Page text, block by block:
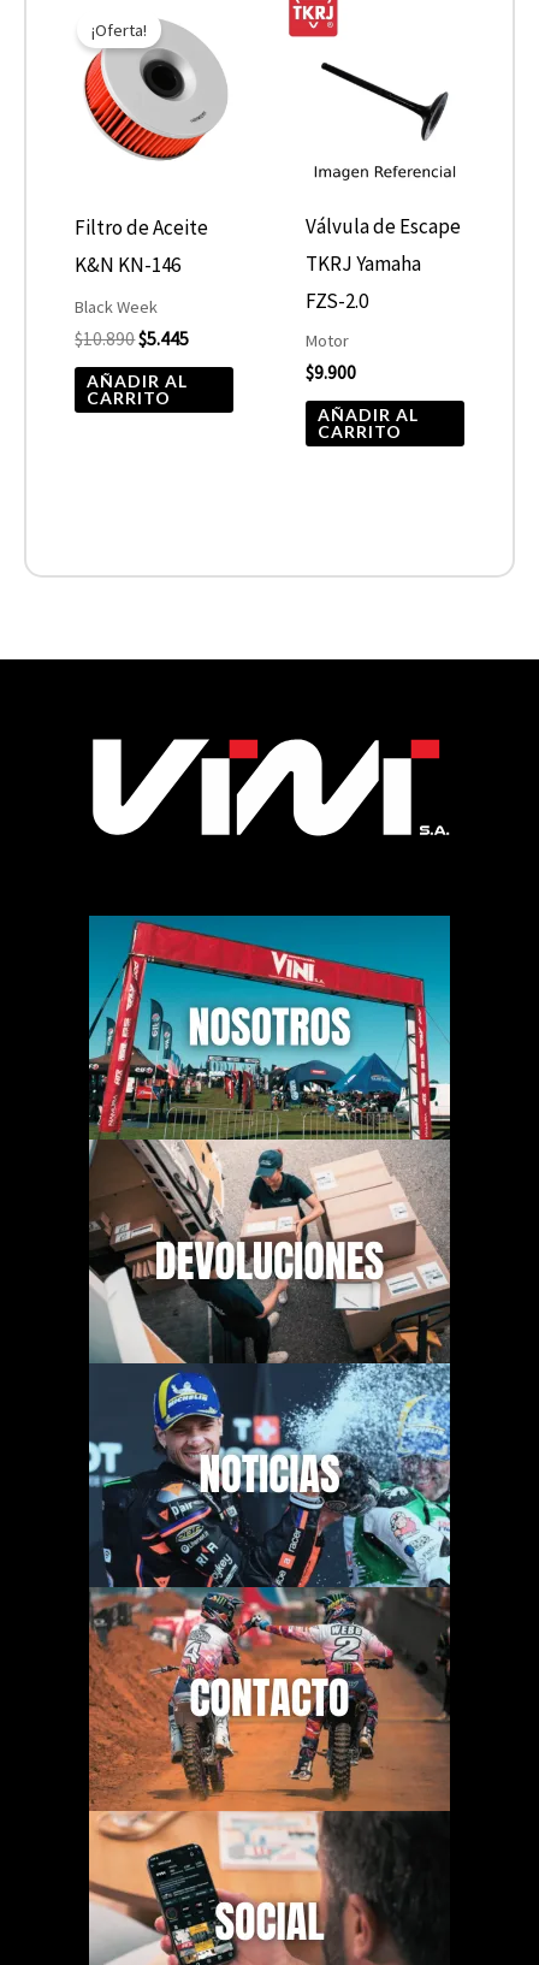
¡Oferta!
Filtro de Aceite
K&N KN-146
Black Week
$10.890
precio
original
era:
$10.890.
$5.445
actual
es:
$5.445.
AÑADIR AL
CARRITO
Válvula de Escape
TKRJ Yamaha
FZS-2.0
Motor
$9.900
AÑADIR AL
CARRITO